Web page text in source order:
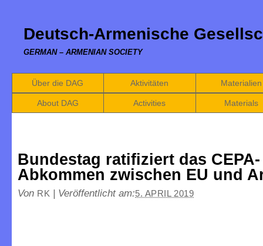
Deutsch-Armenische
GERMAN – ARMENIAN SOCIETY
Über die DAG Aktivitäten Materialien
About DAG Activities Materials
Bundestag ratifiziert das CEPA-
Abkommen zwischen EU und
Von RK | Veröffentlicht am:5. APRIL 2019